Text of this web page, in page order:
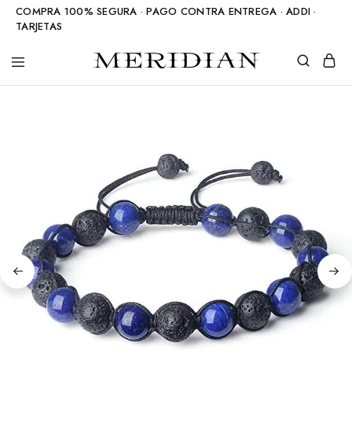
COMPRA 100% SEGURA · PAGO CONTRA ENTREGA · ADDI ·
TARJETAS
Meridian
Accesorios